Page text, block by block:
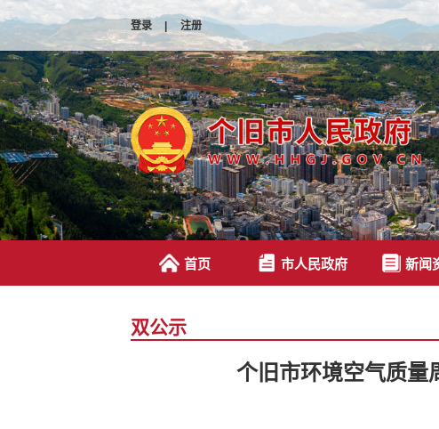
登录 | 注册
首页 市人民政府 新闻
双公示
个旧市环境空气质量